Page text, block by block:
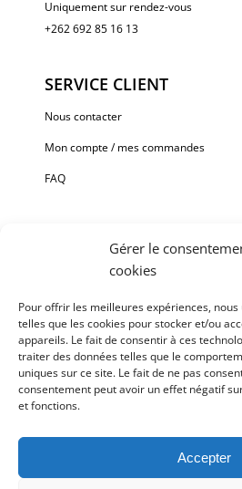
Gérer le
cookies
Pour offrir les meilleures expériences,
telles que les cookies pour stocker et/ou
appareils. Le fait de consentir à ces
traiter des données telles que le
uniques sur ce site. Le fait de ne pas
consentement peut avoir un effet négatif
et fonctions.
Accepter
Uniquement sur rendez-vous
+262 692 85 16 13
SERVICE CLIENT
Nous contacter
Mon compte / mes commandes
FAQ
Chaque oeuvre est unique et signée,
et un certificat d’authenticité.
Livraison et installation OFFERTES sur
500€ d’achat.